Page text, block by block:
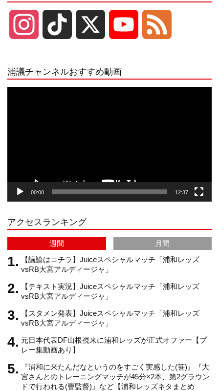
r
a
m
e
C
h
a
n
e
浦議チャンネルおすすめ動画
00:00 12:37
アクセスランキング
週間
月間
【議論はコチラ】Juiceスペシャルマッチ「浦和レッズ
vsRB大宮アルディージャ」
【テキスト実況】Juiceスペシャルマッチ「浦和レッズ
vsRB大宮アルディージャ」
【スタメン発表】Juiceスペシャルマッチ「浦和レッズ
vsRB大宮アルディージャ」
元日本代表DF山根視来に浦和レッズが正式オファー【プ
レー集動画あり】
『浦和に来たんだなというのをすごく実感した(笹)』『大
宮さんとのトレーニングマッチが45分×2本、第2グラウン
ドで行われる(曺監督)』など【浦和レッズネタまとめ